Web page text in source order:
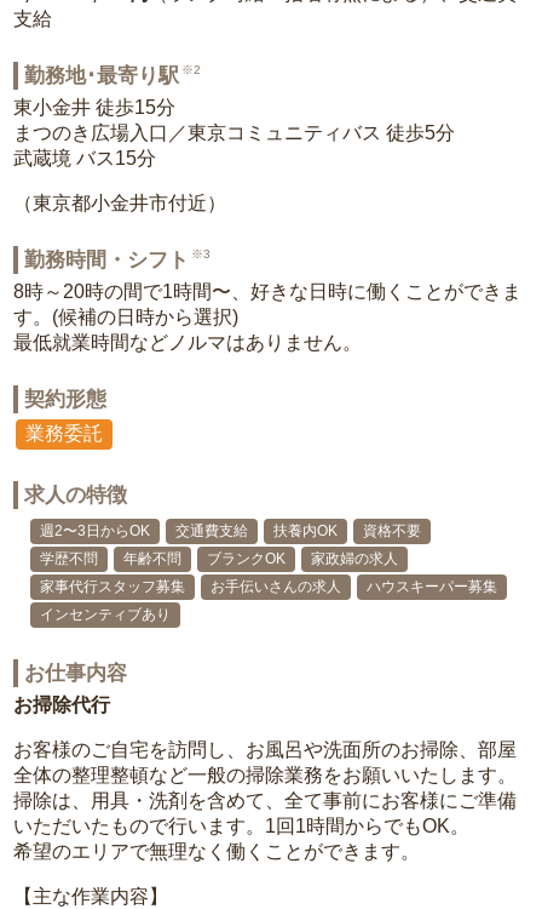
支給
勤務地･最寄り駅 ※2
東小金井 徒歩15分
まつのき広場入口／東京コミュニティバス 徒歩5分
武蔵境 バス15分
（東京都小金井市付近）
勤務時間・シフト ※3
8時～20時の間で1時間〜、好きな日時に働くことができま
す。(候補の日時から選択)
最低就業時間などノルマはありません。
契約形態
業務委託
求人の特徴
週2〜3日からOK 交通費支給 扶養内OK
資格不要
学歴不問
年齢不問 ブランクOK
家政婦の求人
家事代行スタッフ募集
お手伝いさんの求人
ハウスキーパー募集
インセンティブあり
お仕事内容
お掃除代行
お客様のご自宅を訪問し、お風呂や洗面所のお掃除、部屋
全体の整理整頓など一般の掃除業務をお願いいたします。
掃除は、用具・洗剤を含めて、全て事前にお客様にご準備
いただいたもので行います。1回1時間からでもOK。
希望のエリアで無理なく働くことができます。
【主な作業内容】